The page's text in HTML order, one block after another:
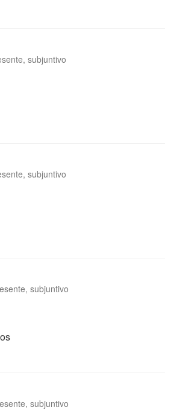
subjuntivo
subjuntivo
subjuntivo
subjuntivo